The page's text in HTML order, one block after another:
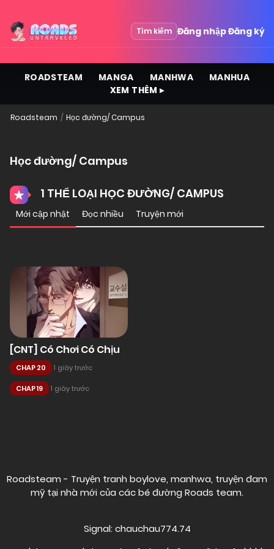
Tìm kiếm Đăng nhậpĐăng ký
ROADSTEAM MANGA MANHWA
MANHUA
XEM THÊM ▸
Roadsteam Học đường/ Campus
Học đường/ Campus
1 THỂ LOẠI HỌC ĐƯỜNG/ CAMPUS
Mới cập nhật Đọc nhiều Truyện mới
[CNT] Có Chơi Có Chịu
CHAP 20 1 giây trước
CHAP 19 1 giây trước
Roadsteam - Truyện tranh boylove, manhwa, truyện đam
mỹ tại nhà mới của các bé đường Roads team.
Signal: chauchau774.74